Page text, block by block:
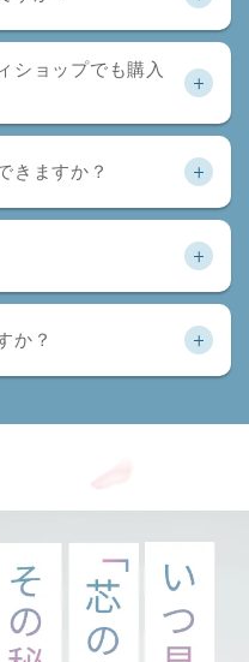
ショップでも購入
きますか？
か？